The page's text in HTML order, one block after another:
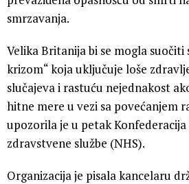
smrzavanja.
Velika Britanija bi se mogla
krizom“ koja uključuje loše
slučajeva i rastuću nejednakost
hitne mere u vezi sa povećanjem
upozorila je u petak
zdravstvene službe (NHS).
Organizacija je pisala kancelaru